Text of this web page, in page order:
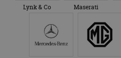
Lynk & Co Maserati